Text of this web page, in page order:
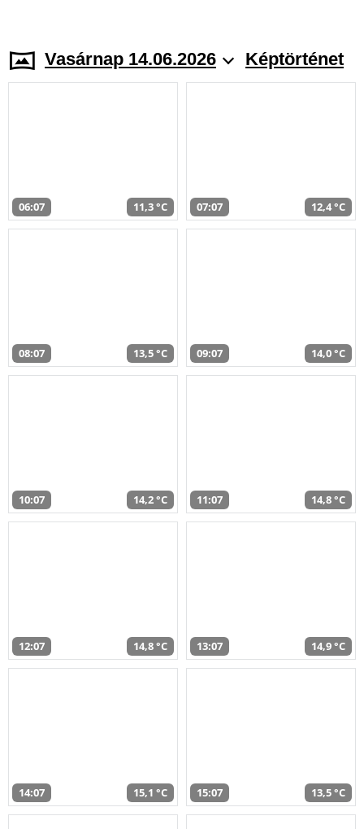
Vasárnap 14.06.2026 Képtörténet
06:07 11,3 °C 07:07 12,4 °C
08:07 13,5 °C 09:07 14,0 °C
10:07 14,2 °C 11:07 14,8 °C
12:07 14,8 °C 13:07 14,9 °C
14:07 15,1 °C 15:07 13,5 °C